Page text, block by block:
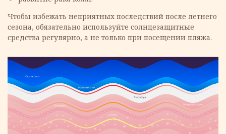
Чтобы избежать неприятных последствий после летнего
сезона, обязательно используйте солнцезащитные
средства регулярно, а не только при посещении пляжа.